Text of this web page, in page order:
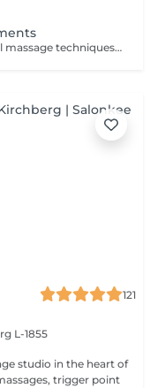
A collection of advanced manual facial massage techniques designed to sculpt facial contours, stimulate circulation, and enhance natural lifting effects. These treatments work deeply on facial muscles to release tension, improve lymphatic drainage, and restore a more defined, refreshed appearance while promoting overall skin health and relaxation. Ideal for those seeking natural lifting, facial contouring, and visible skin revitalization without invasive procedures. For optimal results, a course of 5-10 treatments is recommended, performed 12 times per week, followed by regular maintenance. TREATMENT OPTIONS: - Sculpting Face Massage - a 60-minute manual lifting massage focused on facial contouring, muscle relaxation and circulation improvement. - Sculpting Face Massage + Alginate Mask- includes 40 min of sculpting massage followed by a 20-minute alginate mask to hydrate, calm and enhance lifting results. - Extended Sculpting Face Massage + Alginate Mask- includes 60 min of intensive sculpting facial massage combined with a soothing alginate mask for enhanced lifting, contouring and deep relaxation. AVAILABLE ENHANCEMENTS: - Sculpting Facial Massage + Carboxytherapy- a synergistic treatment combining sculpting massage techniques with oxygenating carboxytherapy to enhance circulation, lymphatic drainage, and skin vitality. This combination delivers a natural lifting effect, improves skin tone, and leaves the skin refreshed, plump, and visibly revitalised. BENEFITS: - Improved facial contour and definition - Reduced puffiness and fluid retention - Enhanced circulation and oxygenation - Natural lifting effect - Relaxation of facial muscle tension - Improved skin tone and radiance INDICATIONS: - Loss of facial contour - Puffiness and fluid retention - Muscle tension in the face - Dull or tired-looking skin - Early signs of aging - Desire for natural lifting effect CONTRAINDICATIONS: - Active skin infections or inflammation - Open wounds or damaged skin - Severe skin conditions - Recent invasive procedures (relative) - Acute dental or jaw conditions (for buccal massage) AFTERCARE & RECOMMENDATIONS: - Maintain hydration - Avoid intense facial treatments on the same day - Follow a regular treatment course for best results - Combine with professional skincare for enhanced effect Natural lifting, sculpted contours, and a refreshed, radiant appearance achieved through expert manual techniques.
121
L-1855
studio in the heart of
trigger point